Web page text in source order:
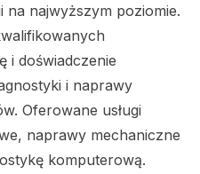
na najwyższym poziomie.
i doświadczenie
i naprawy
Oferowane usługi
naprawy mechaniczne
komputerową.